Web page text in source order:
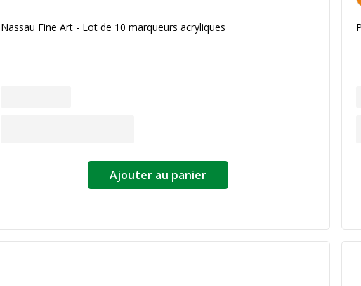
Nassau Fine Art - Lot de 10 marqueurs acryliques
Ajouter au panier